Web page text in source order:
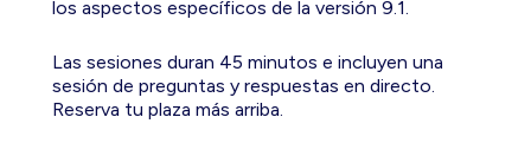
los aspectos específicos de la versión 9.1.
Las sesiones duran 45 minutos e incluyen una
sesión de preguntas y respuestas en directo.
Reserva tu plaza más arriba.